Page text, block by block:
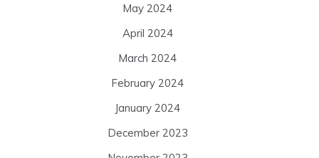
May 2024
April 2024
March 2024
February 2024
January 2024
December 2023